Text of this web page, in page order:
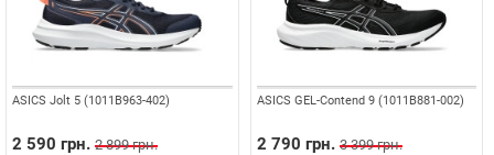
ASICS Jolt 5 (1011B963-402)
2 590 грн. 2 899 грн.
ASICS GEL-Contend 9 (1011B881-002)
2 790 грн. 3 399 грн.